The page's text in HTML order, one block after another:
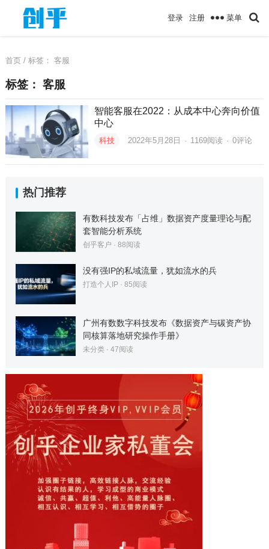
登录 注册 菜单
首页/ 标签： 客服
标签： 客服
智能客服在2022：从成本中心奔向价值
中心
科技 2022年5月28日 · 1169阅读 · 0评论
热门推荐
有数科技发布「占维」数据资产度量理论与配
套智能分析系统
创乎客户 · 88阅读
没有强IP的私域流量，犹如流水的兵
打造个人IP· 85阅读
广州有数数字科技发布《数据资产与碳资产协
同核算落地研究操作手册》
未分类· 47阅读